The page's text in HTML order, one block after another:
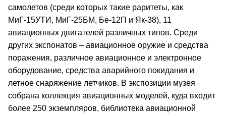
самолетов (среди которых такие раритеты, как
МиГ-15УТИ, МиГ-25БМ, Бе-12П и Як-38), 11
авиационных двигателей различных типов. Среди
других экспонатов – авиационное оружие и средства
поражения, различное авиационное и электронное
оборудование, средства аварийного покидания и
летное снаряжение летчиков. В экспозиции музея
собрана коллекция авиационных моделей, куда входит
более 250 экземпляров, библиотека авиационной